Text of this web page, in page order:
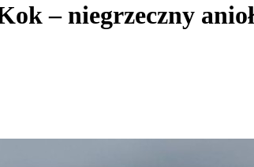
– niegrzeczny